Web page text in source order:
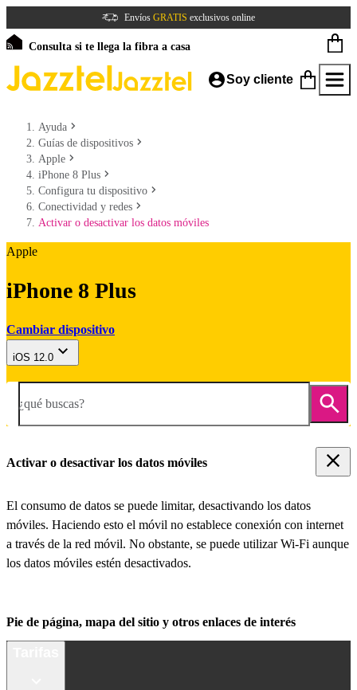
Envíos GRATIS exclusivos online
Consulta si te llega la fibra a casa
Soy cliente
Ayuda
Guías de dispositivos
Apple
iPhone 8 Plus
Configura tu dispositivo
Conectividad y redes
Activar o desactivar los datos móviles
Apple
iPhone 8 Plus
Cambiar dispositivo
iOS 12.0
¿qué buscas?
Activar o desactivar los datos móviles
El consumo de datos se puede limitar, desactivando los datos
móviles. Haciendo esto el móvil no establece conexión con internet
a través de la red móvil. No obstante, se puede utilizar Wi-Fi aunque
los datos móviles estén desactivados.
Pie de página, mapa del sitio y otros enlaces de interés